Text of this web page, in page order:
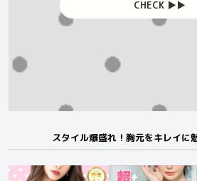
CHECK ▶︎▶︎
スタイル爆盛れ！胸元をキレイに